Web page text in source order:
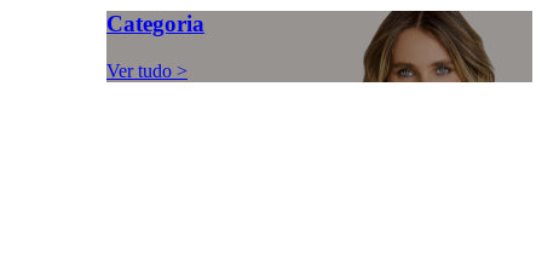
Categoria
Ver tudo >